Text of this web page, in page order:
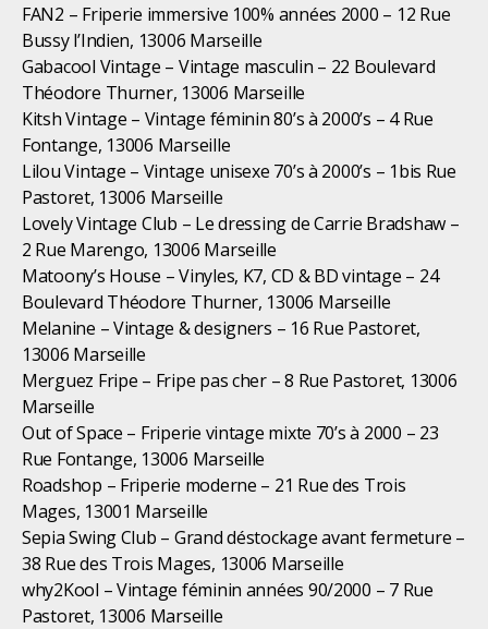
FAN2 – Friperie immersive 100% années 2000 – 12 Rue
Bussy l’Indien, 13006 Marseille
Gabacool Vintage – Vintage masculin – 22 Boulevard
Théodore Thurner, 13006 Marseille
Kitsh Vintage – Vintage féminin 80’s à 2000’s – 4 Rue
Fontange, 13006 Marseille
Lilou Vintage – Vintage unisexe 70’s à 2000’s – 1bis Rue
Pastoret, 13006 Marseille
Lovely Vintage Club – Le dressing de Carrie Bradshaw –
2 Rue Marengo, 13006 Marseille
Matoony’s House – Vinyles, K7, CD & BD vintage – 24
Boulevard Théodore Thurner, 13006 Marseille
Melanine – Vintage & designers – 16 Rue Pastoret,
13006 Marseille
Merguez Fripe – Fripe pas cher – 8 Rue Pastoret, 13006
Marseille
Out of Space – Friperie vintage mixte 70’s à 2000 – 23
Rue Fontange, 13006 Marseille
Roadshop – Friperie moderne – 21 Rue des Trois
Mages, 13001 Marseille
Sepia Swing Club – Grand déstockage avant fermeture –
38 Rue des Trois Mages, 13006 Marseille
why2Kool – Vintage féminin années 90/2000 – 7 Rue
Pastoret, 13006 Marseille